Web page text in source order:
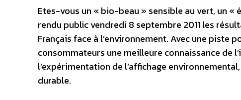
Etes-vous un « bio-beau » sensible au vert, un
rendu public vendredi 8 septembre 2011 les
Français face à l’environnement. Avec une piste
consommateurs une meilleure connaissance de
l’expérimentation de l’affichage
durable.